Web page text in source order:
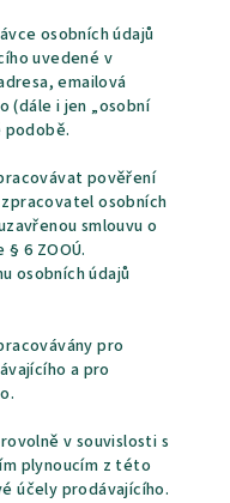
osobních údajů
uvedené v
emailová
(dále i jen „osobní
podobě.
pověření
osobních
smlouvu o
6 ZOOÚ.
osobních údajů
pro
a pro
v souvislosti s
plynoucím z této
účely prodávajícího.